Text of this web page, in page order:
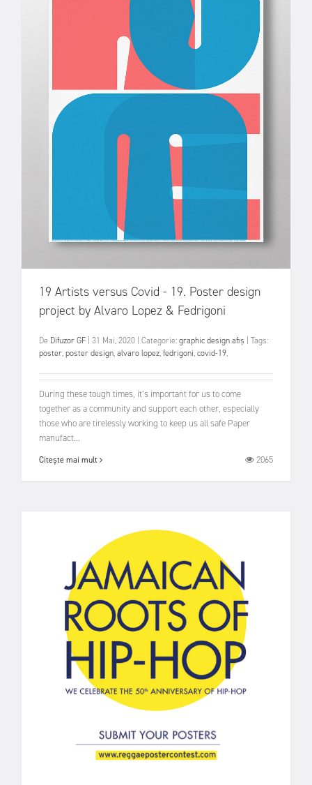
19 Artists versus Covid - 19. Poster design
project by Alvaro Lopez & Fedrigoni
De Difuzor GF 31 Mai, 2020 Categorie:graphic designafiș
Tags:
poster,poster design,alvaro lopez,fedrigoni,covid-19,
During these tough times, it’s important for us to come
together as a community and support each other, especially
those who are tirelessly working to keep us all safe Paper
manufact...
Citește mai mult 2065